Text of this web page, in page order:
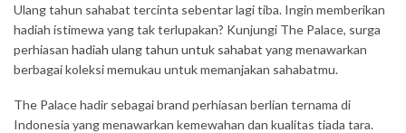
Ulang tahun sahabat tercinta sebentar lagi tiba. Ingin memberikan
hadiah istimewa yang tak terlupakan? Kunjungi The Palace, surga
perhiasan hadiah ulang tahun untuk sahabat yang menawarkan
berbagai koleksi memukau untuk memanjakan sahabatmu.
The Palace hadir sebagai brand perhiasan berlian ternama di
Indonesia yang menawarkan kemewahan dan kualitas tiada tara.